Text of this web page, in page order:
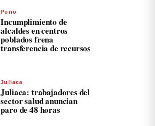
Puno
Incumplimiento de
alcaldes en centros
poblados frena
transferencia de recursos
Juliaca
Juliaca: trabajadores del
sector salud anuncian
paro de 48 horas